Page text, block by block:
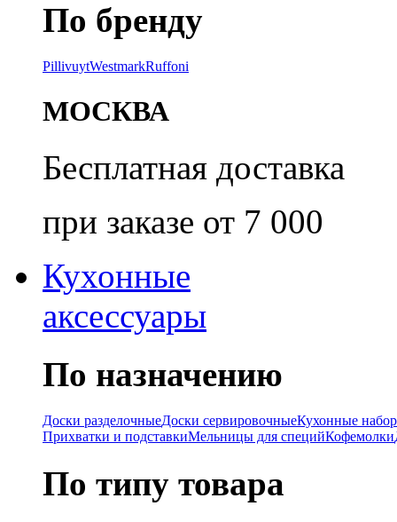
По бренду
PillivuytWestmarkRuffoni
МОСКВА
Бесплатная доставка
при заказе от 7 000
Кухонные
аксессуары
По назначению
Доски разделочныеДоски сервировочныеКухонные
Прихватки и подставкиМельницы для специйКофемолки
По типу товара